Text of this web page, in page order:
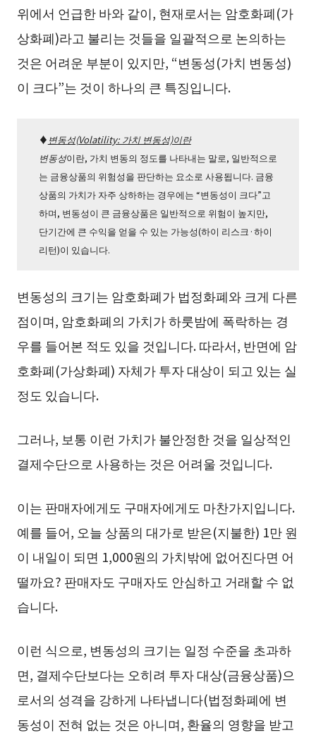
위에서 언급한 바와 같이, 현재로서는 암호화폐(가
상화폐)라고 불리는 것들을 일괄적으로 논의하는
것은 어려운 부분이 있지만, “변동성(가치 변동성)
이 크다”는 것이 하나의 큰 특징입니다.
♦ 변동성(Volatility: 가치 변동성)이란
변동성이란, 가치 변동의 정도를 나타내는 말로, 일반적으로
는 금융상품의 위험성을 판단하는 요소로 사용됩니다. 금융
상품의 가치가 자주 상하하는 경우에는 “변동성이 크다”고
하며, 변동성이 큰 금융상품은 일반적으로 위험이 높지만,
단기간에 큰 수익을 얻을 수 있는 가능성(하이 리스크·하이
리턴)이 있습니다.
변동성의 크기는 암호화폐가 법정화폐와 크게 다른
점이며, 암호화폐의 가치가 하룻밤에 폭락하는 경
우를 들어본 적도 있을 것입니다. 따라서, 반면에 암
호화폐(가상화폐) 자체가 투자 대상이 되고 있는 실
정도 있습니다.
그러나, 보통 이런 가치가 불안정한 것을 일상적인
결제수단으로 사용하는 것은 어려울 것입니다.
이는 판매자에게도 구매자에게도 마찬가지입니다.
예를 들어, 오늘 상품의 대가로 받은(지불한) 1만 원
이 내일이 되면 1,000원의 가치밖에 없어진다면 어
떨까요? 판매자도 구매자도 안심하고 거래할 수 없
습니다.
이런 식으로, 변동성의 크기는 일정 수준을 초과하
면, 결제수단보다는 오히려 투자 대상(금융상품)으
로서의 성격을 강하게 나타냅니다(법정화폐에 변
동성이 전혀 없는 것은 아니며, 환율의 영향을 받고